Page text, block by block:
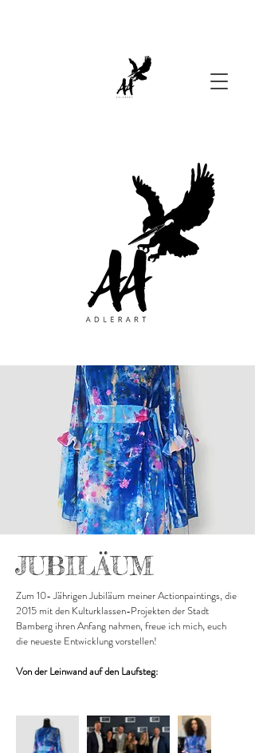
JUBILÄUM
Zum 10- Jährigen Jubiläum meiner Actionpaintings, die
2015 mit den Kulturklassen-Projekten der Stadt
Bamberg ihren Anfang nahmen, freue ich mich, euch
die neueste Entwicklung vorstellen!
Von der Leinwand auf den Laufsteg: